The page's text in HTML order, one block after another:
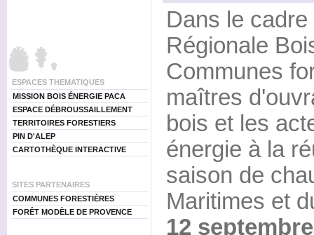
ESPACES THEMATIQUES
MISSION BOIS ÉNERGIE PACA
ESPACE DÉBROUSSAILLEMENT
TERRITOIRES FORESTIERS
PIN D'ALEP
CARTOTHÈQUE INTERACTIVE
SITES PARTENAIRES
COMMUNES FORESTIÈRES
FORÊT MODÈLE DE PROVENCE
Dans le
Régionale
Communes
maîtres
bois et les
énergie à la
saison de
Maritimes et
12